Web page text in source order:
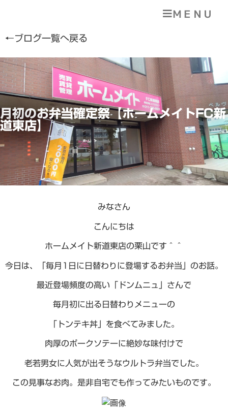
ＭＥＮＵ
←ブログ一覧へ戻る
月初のお弁当確定祭【ホームメイトFC新
道東店】
みなさん
こんにちは
ホームメイト新道東店の栗山です＾＾
今日は、「毎月1日に日替わりに登場するお弁当」のお話。
最近登場頻度の高い「ドンムニュ」さんで
毎月初に出る日替わりメニューの
「トンテキ丼」を食べてみました。
肉厚のポークソテーに絶妙な味付けで
老若男女に人気が出そうなウルトラ弁当でした。
この見事なお肉。是非自宅でも作ってみたいものです。